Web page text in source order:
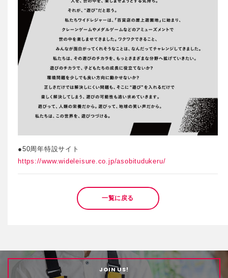
●50周年特設サイト
https://www.wideleisure.co.jp/asobitudukeru/
一覧に戻る
JOIN US!